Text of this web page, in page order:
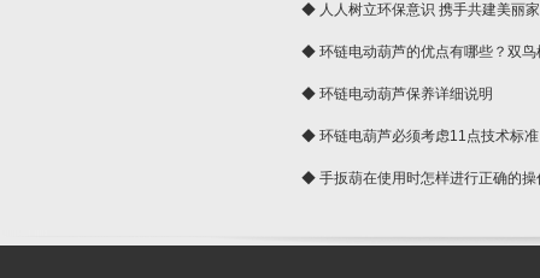
◆ 人人树立环保意识 携手共建美丽
球◆ 环链电动葫芦的优点有哪些？双鸟
◆ 环链电动葫芦保养详细说明
◆ 环链电葫芦必须考虑11点技术标准
◆ 手扳葫在使用时怎样进行正确的操